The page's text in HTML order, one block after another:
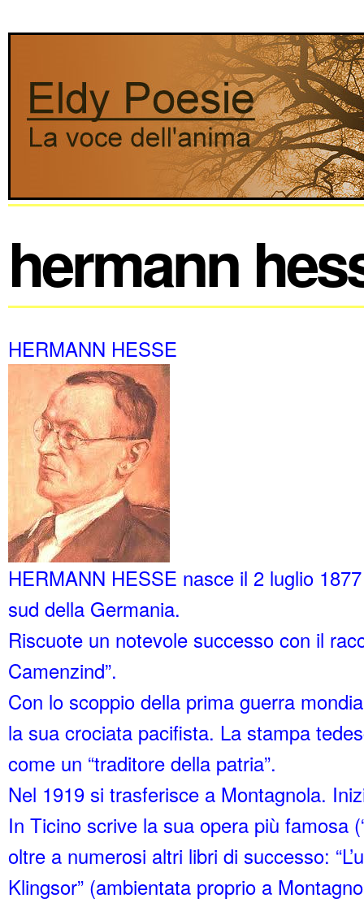
hermann
HERMANN HESSE
HERMANN HESSE nasce il 2 luglio
sud della Germania.
Riscuote un notevole successo con il
Camenzind”.
Con lo scoppio della prima guerra
la sua crociata pacifista. La stampa
come un “traditore della patria”.
Nel 1919 si trasferisce a Montagnola.
In Ticino scrive la sua opera più famosa
oltre a numerosi altri libri di successo:
Klingsor” (ambientata proprio a